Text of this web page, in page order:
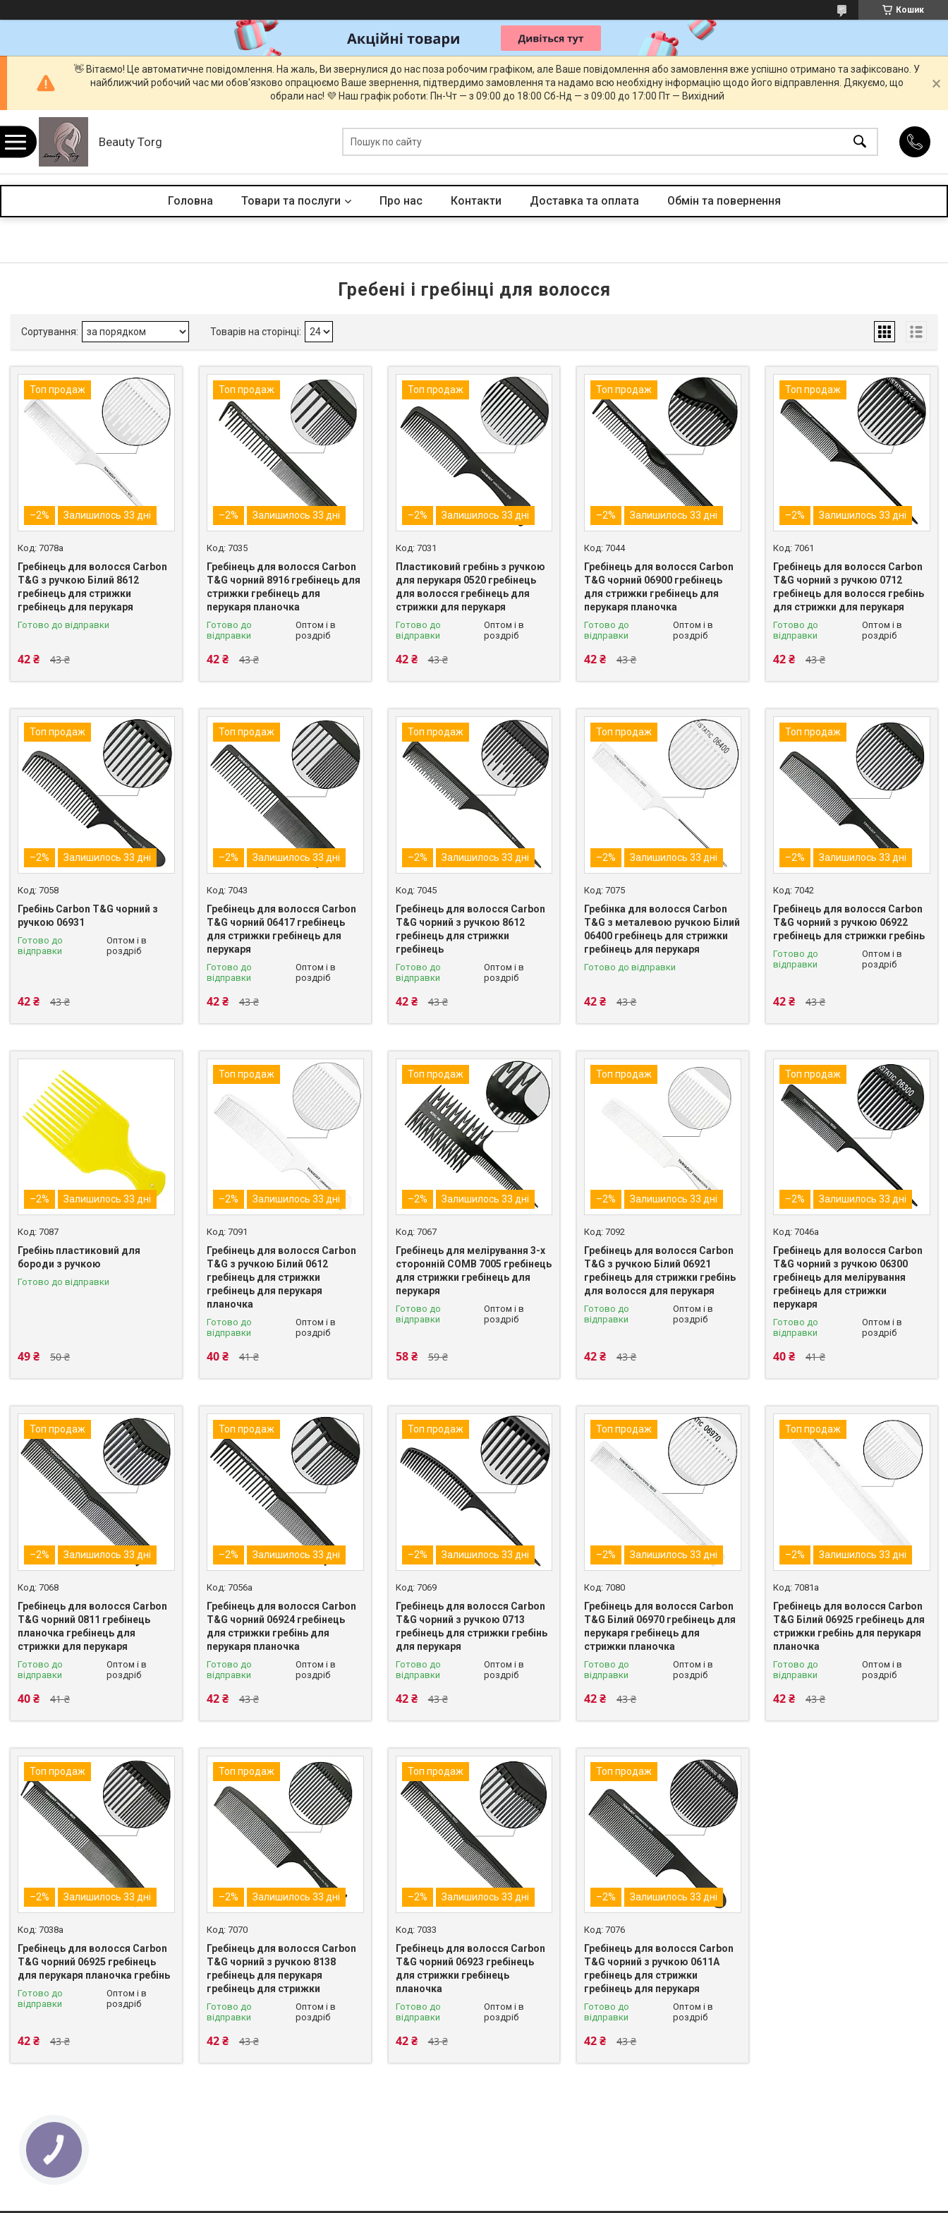
Кошик
👋 Вітаємо! Це автоматичне повідомлення. На жаль, Ви звернулися до нас поза робочим графіком, але Ваше повідомлення або замовлення вже успішно отримано та зафіксовано. У
найближчий робочий час ми обов'язково опрацюємо Ваше звернення, підтвердимо замовлення та надамо всю необхідну інформацію щодо його відправлення. Дякуємо, що
обрали нас! 💜 Наш графік роботи: Пн-Чт — з 09:00 до 18:00 Сб-Нд — з 09:00 до 17:00 Пт — Вихідний
Beauty Torg
Головна Товари та послуги Про нас Контакти Доставка та оплата Обмін та повернення
Гребені і гребінці для волосся
Топ продаж
–2% Залишилось 33 дні
7078a
Гребінець для волосся Carbon
T&G з ручкою Білий 8612
гребінець для стрижки
гребінець для перукаря
Готово до відправки
43 ₴
42 ₴
Топ продаж
–2% Залишилось 33 дні
7035
Гребінець для волосся Carbon
T&G чорний 8916 гребінець для
стрижки гребінець для
перукаря планочка
Готово до
відправки
Оптом і в
роздріб
43 ₴
42 ₴
Топ продаж
–2% Залишилось 33 дні
7031
Пластиковий гребінь з ручкою
для перукаря 0520 гребінець
для волосся гребінець для
стрижки для перукаря
Готово до
відправки
Оптом і в
роздріб
43 ₴
42 ₴
Топ продаж
–2% Залишилось 33 дні
7044
Гребінець для волосся Carbon
T&G чорний 06900 гребінець
для стрижки гребінець для
перукаря планочка
Готово до
відправки
Оптом і в
роздріб
43 ₴
42 ₴
Топ продаж
–2% Залишилось 33 дні
7061
Гребінець для волосся Carbon
T&G чорний з ручкою 0712
гребінець для волосся гребінь
для стрижки для перукаря
Готово до
відправки
Оптом і в
роздріб
43 ₴
42 ₴
Топ продаж
–2% Залишилось 33 дні
7058
Гребінь Carbon T&G чорний з
ручкою 06931
Готово до
відправки
Оптом і в
роздріб
43 ₴
42 ₴
Топ продаж
–2% Залишилось 33 дні
7043
Гребінець для волосся Carbon
T&G чорний 06417 гребінець
для стрижки гребінець для
перукаря
Готово до
відправки
Оптом і в
роздріб
43 ₴
42 ₴
Топ продаж
–2% Залишилось 33 дні
7045
Гребінець для волосся Carbon
T&G чорний з ручкою 8612
гребінець для стрижки
гребінець
Готово до
відправки
Оптом і в
роздріб
43 ₴
42 ₴
Топ продаж
–2% Залишилось 33 дні
7075
Гребінка для волосся Carbon
T&G з металевою ручкою Білий
06400 гребінець для стрижки
гребінець для перукаря
Готово до відправки
43 ₴
42 ₴
Топ продаж
–2% Залишилось 33 дні
7042
Гребінець для волосся Carbon
T&G чорний з ручкою 06922
гребінець для стрижки гребінь
Готово до
відправки
Оптом і в
роздріб
43 ₴
42 ₴
–2% Залишилось 33 дні
7087
Гребінь пластиковий для
бороди з ручкою
Готово до відправки
50 ₴
49 ₴
Топ продаж
–2% Залишилось 33 дні
7091
Гребінець для волосся Carbon
T&G з ручкою Білий 0612
гребінець для стрижки
гребінець для перукаря
планочка
Готово до
відправки
Оптом і в
роздріб
41 ₴
40 ₴
Топ продаж
–2% Залишилось 33 дні
7067
Гребінець для мелірування 3-х
сторонній COMB 7005 гребінець
для стрижки гребінець для
перукаря
Готово до
відправки
Оптом і в
роздріб
59 ₴
58 ₴
Топ продаж
–2% Залишилось 33 дні
7092
Гребінець для волосся Carbon
T&G з ручкою Білий 06921
гребінець для стрижки гребінь
для волосся для перукаря
Готово до
відправки
Оптом і в
роздріб
43 ₴
42 ₴
Топ продаж
–2% Залишилось 33 дні
7046a
Гребінець для волосся Carbon
T&G чорний з ручкою 06300
гребінець для мелірування
гребінець для стрижки
перукаря
Готово до
відправки
Оптом і в
роздріб
41 ₴
40 ₴
Топ продаж
–2% Залишилось 33 дні
7068
Гребінець для волосся Carbon
T&G чорний 0811 гребінець
планочка гребінець для
стрижки для перукаря
Готово до
відправки
Оптом і в
роздріб
41 ₴
40 ₴
Топ продаж
–2% Залишилось 33 дні
7056a
Гребінець для волосся Carbon
T&G чорний 06924 гребінець
для стрижки гребінь для
перукаря планочка
Готово до
відправки
Оптом і в
роздріб
43 ₴
42 ₴
Топ продаж
–2% Залишилось 33 дні
7069
Гребінець для волосся Carbon
T&G чорний з ручкою 0713
гребінець для стрижки гребінь
для перукаря
Готово до
відправки
Оптом і в
роздріб
43 ₴
42 ₴
Топ продаж
–2% Залишилось 33 дні
7080
Гребінець для волосся Carbon
T&G Білий 06970 гребінець для
перукаря гребінець для
стрижки планочка
Готово до
відправки
Оптом і в
роздріб
43 ₴
42 ₴
Топ продаж
–2% Залишилось 33 дні
7081a
Гребінець для волосся Carbon
T&G Білий 06925 гребінець для
стрижки гребінь для перукаря
планочка
Готово до
відправки
Оптом і в
роздріб
43 ₴
42 ₴
Топ продаж
–2% Залишилось 33 дні
7038a
Гребінець для волосся Carbon
T&G чорний 06925 гребінець
для перукаря планочка гребінь
Готово до
відправки
Оптом і в
роздріб
43 ₴
42 ₴
Топ продаж
–2% Залишилось 33 дні
7070
Гребінець для волосся Carbon
T&G чорний з ручкою 8138
гребінець для перукаря
гребінець для стрижки
Готово до
відправки
Оптом і в
роздріб
43 ₴
42 ₴
Топ продаж
–2% Залишилось 33 дні
7033
Гребінець для волосся Carbon
T&G чорний 06923 гребінець
для стрижки гребінець
планочка
Готово до
відправки
Оптом і в
роздріб
43 ₴
42 ₴
Топ продаж
–2% Залишилось 33 дні
7076
Гребінець для волосся Carbon
T&G чорний з ручкою 0611A
гребінець для стрижки
гребінець для перукаря
Готово до
відправки
Оптом і в
роздріб
43 ₴
42 ₴